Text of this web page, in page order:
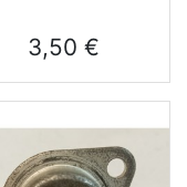
Prix
3,50 €